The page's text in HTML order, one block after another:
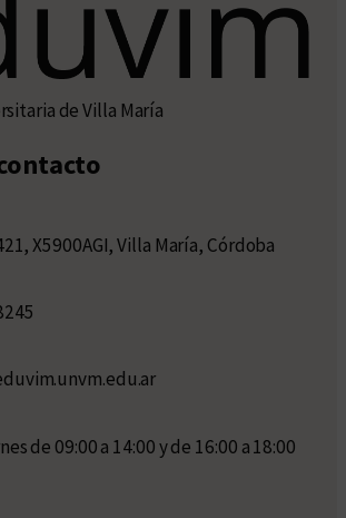
de Villa María
X5900AGI, Villa María, Córdoba
de 09:00 a 14:00 y de 16:00 a 18:00